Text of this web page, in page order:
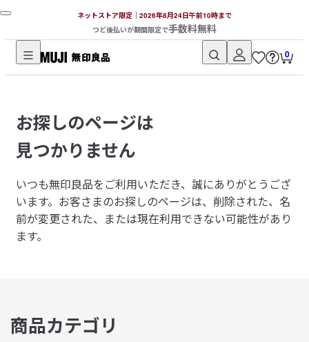
ネットストア限定｜2026年8月24日午前10時まで
つど後払いが期間限定で手数料無料
無
品
ネ
ッ
ト
ス
ト
ア
0
お探しのページは
見つかりません
いつも無印良品をご利用いただき、誠にありがとうござ
います。 お客さまのお探しのページは、削除された、名
前が変更された、または現在利用できない可能性があり
ます。
商品カテゴリ